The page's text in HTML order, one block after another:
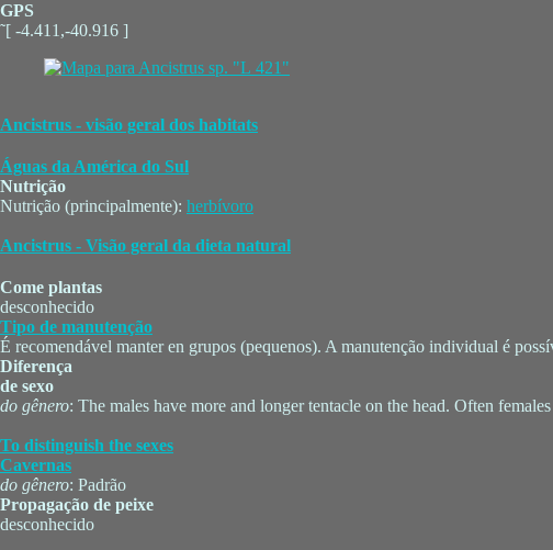
GPS
˜[ -4.411,-40.916 ]
Ancistrus - visão geral dos habitats
Águas da América do Sul
Nutrição
Nutrição (principalmente): herbívoro
Ancistrus - Visão geral da dieta natural
Come plantas
desconhecido
Tipo de manutenção
É recomendável manter en grupos (pequenos). A manutenção individual é
Diferença
de sexo
do gênero: The males have more and longer tentacle on the head. Often
To distinguish the sexes
Cavernas
do gênero: Padrão
Propagação de peixe
desconhecido